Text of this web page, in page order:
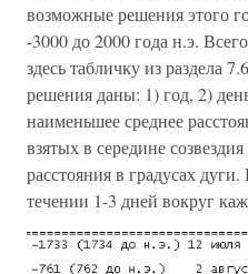
возможные решения этого
-3000 до 2000 года н.э.
здесь табличку из раздела
решения даны: 1) год, 2)
наименьшее среднее
взятых в середине
расстояния в градусах
течении 1-3 дней вокруг